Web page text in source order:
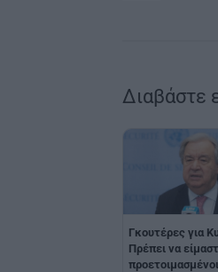
Διαβάστε
Γκουτέρες για
Πρέπει να